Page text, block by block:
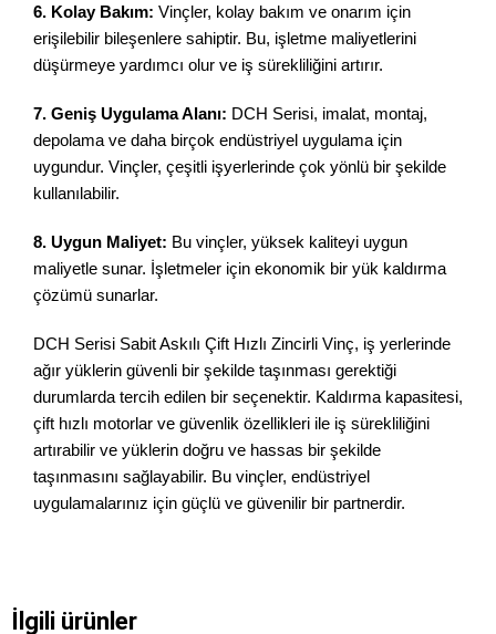
6. Kolay Bakım: Vinçler, kolay bakım ve onarım için
erişilebilir bileşenlere sahiptir. Bu, işletme maliyetlerini
düşürmeye yardımcı olur ve iş sürekliliğini artırır.
7. Geniş Uygulama Alanı: DCH Serisi, imalat, montaj,
depolama ve daha birçok endüstriyel uygulama için
uygundur. Vinçler, çeşitli işyerlerinde çok yönlü bir şekilde
kullanılabilir.
8. Uygun Maliyet: Bu vinçler, yüksek kaliteyi uygun
maliyetle sunar. İşletmeler için ekonomik bir yük kaldırma
çözümü sunarlar.
DCH Serisi Sabit Askılı Çift Hızlı Zincirli Vinç, iş yerlerinde
ağır yüklerin güvenli bir şekilde taşınması gerektiği
durumlarda tercih edilen bir seçenektir. Kaldırma kapasitesi,
çift hızlı motorlar ve güvenlik özellikleri ile iş sürekliliğini
artırabilir ve yüklerin doğru ve hassas bir şekilde
taşınmasını sağlayabilir. Bu vinçler, endüstriyel
uygulamalarınız için güçlü ve güvenilir bir partnerdir.
İlgili ürünler